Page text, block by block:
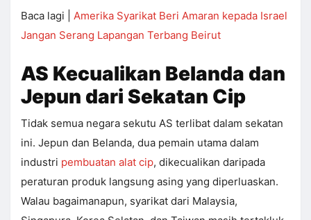
Baca lagi | Amerika Syarikat Beri Amaran kepada Israel
Jangan Serang Lapangan Terbang Beirut
AS Kecualikan Belanda dan
Jepun dari Sekatan Cip
Tidak semua negara sekutu AS terlibat dalam sekatan
ini. Jepun dan Belanda, dua pemain utama dalam
industri pembuatan alat cip, dikecualikan daripada
peraturan produk langsung asing yang diperluaskan.
Walau bagaimanapun, syarikat dari Malaysia,